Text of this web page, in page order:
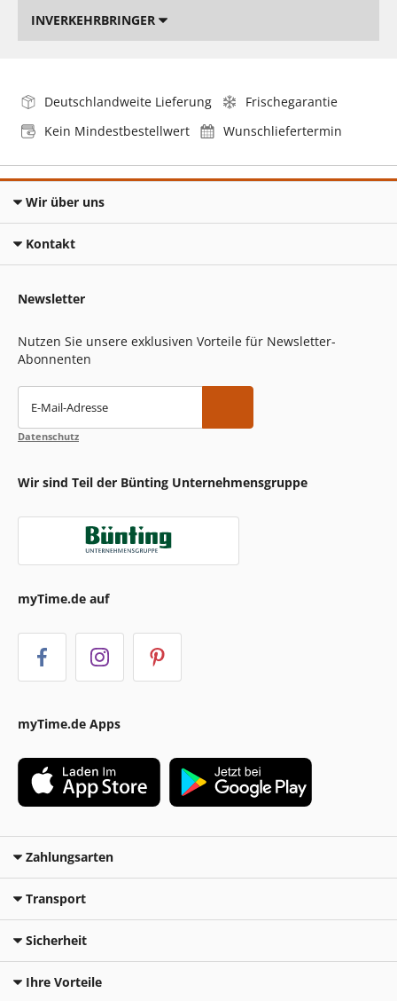
INVERKEHRBRINGER
Deutschlandweite Lieferung
Frischegarantie
Kein Mindestbestellwert
Wunschliefertermin
Wir über uns
Kontakt
Newsletter
Nutzen Sie unsere exklusiven Vorteile für Newsletter-
Abonnenten
E-Mail-Adresse
Datenschutz
Wir sind Teil der Bünting Unternehmensgruppe
myTime.de auf
myTime.de Apps
Zahlungsarten
Transport
Sicherheit
Ihre Vorteile